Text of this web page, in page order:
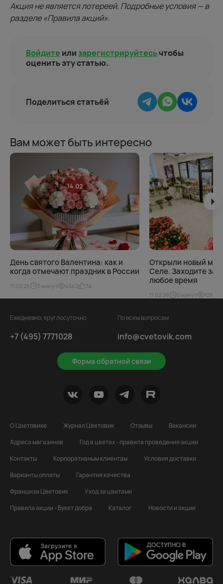
Акция не является лотереей. Подробные условия — в
разделе «Правила акций».
Войдите илизарегистрируйтесьчтобы
оценить эту статью.
Поделиться статьёй
Вам может быть интересно
День святого Валентина: как и
когда отмечают праздник в России
11.02.26 5 минут 4542 34
Открыли новый
Селе. Заходите за
любое время
11.02.26 5 минут 128
Ежедневно, круглосуточно
+7 (495) 7771028
Форма обратной связи
По всем вопросам
info@cvetovik.com
О Цветовике Журнал Цветовик Отзывы
Вакансии
Адреса магазинов
Год в цветах - правила проведения акции
Контакты
Корпоративным клиентам
Условия доставки
Варианты оплаты
Гарантия качества
Франшиза Цветовик
Уход за цветами
Правила акции - Букет добра
Каталог Новости и акции